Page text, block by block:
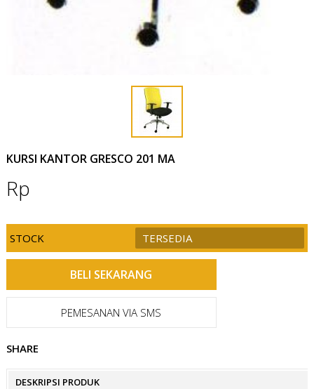
KURSI KANTOR GRESCO 201 MA
Rp
STOCK TERSEDIA
PEMESANAN VIA SMS
SHARE
DESKRIPSI PRODUK